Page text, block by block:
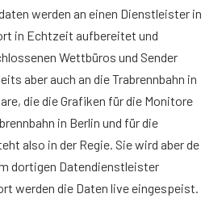
werden an einen Dienstleister in
in Echtzeit aufbereitet und
Wettbüros und Sender
aber auch an die Trabrennbahn in
die die Grafiken für die Monitore
in Berlin und für die
also in der Regie. Sie wird aber de
dortigen Datendienstleister
werden die Daten live eingespeist.